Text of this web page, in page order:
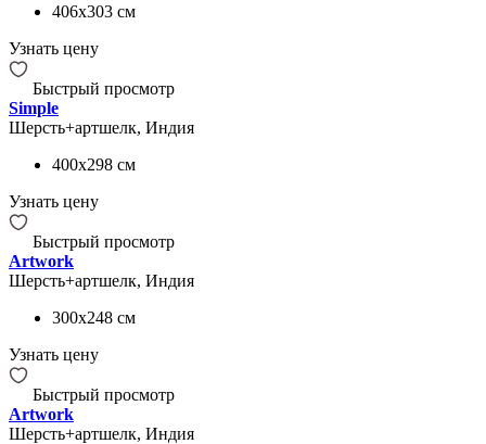
406x303 см
Узнать цену
Быстрый просмотр
Simple
Шерсть+артшелк, Индия
400x298 см
Узнать цену
Быстрый просмотр
Artwork
Шерсть+артшелк, Индия
300x248 см
Узнать цену
Быстрый просмотр
Artwork
Шерсть+артшелк, Индия